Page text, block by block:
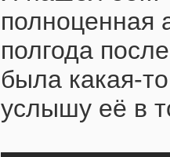
полноценная
полгода
была какая-
услышу её в